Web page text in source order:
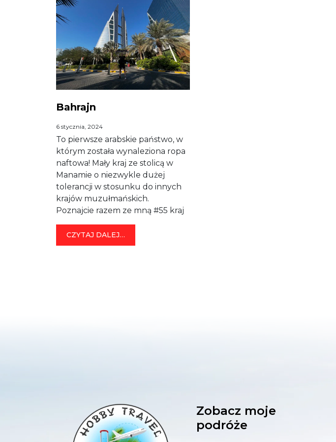
Bahrajn
6 stycznia, 2024
To pierwsze arabskie państwo, w
którym została wynaleziona ropa
naftowa! Mały kraj ze stolicą w
Manamie o niezwykle dużej
tolerancji w stosunku do innych
krajów muzułmańskich.
Poznajcie razem ze mną #55 kraj
CZYTAJ DALEJ…
Zobacz moje
podróże